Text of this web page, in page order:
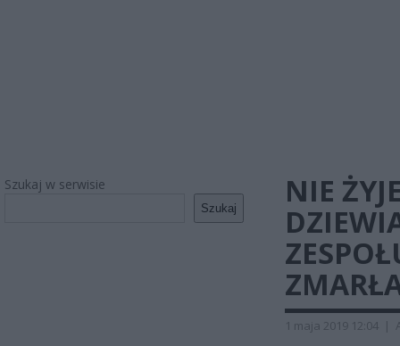
Szukaj w serwisie
Szukaj
NIE
1 maja 2019 12:04 |